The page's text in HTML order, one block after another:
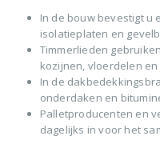
In de bouw bevestigt u
isolatieplaten en
Timmerlieden
kozijnen, vloerdelen
In de
onderdaken en
Palletproducenten en
dagelijks in voor het